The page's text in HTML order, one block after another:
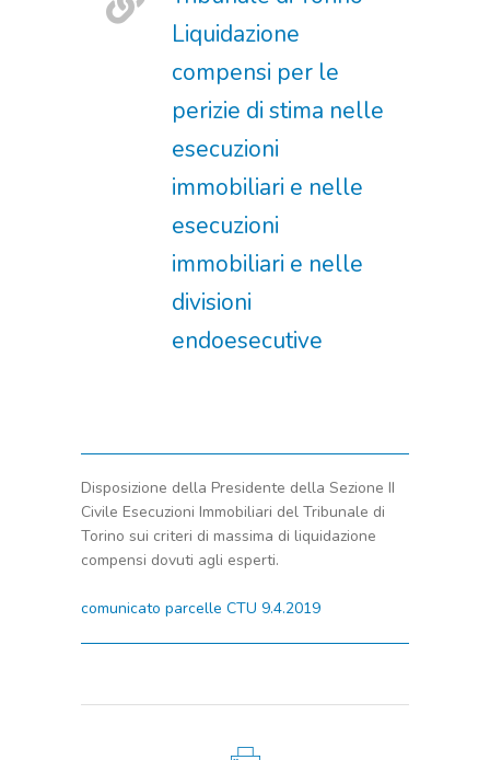
Liquidazione
compensi per le
perizie di stima nelle
esecuzioni
immobiliari e nelle
esecuzioni
immobiliari e nelle
divisioni
endoesecutive
Disposizione della Presidente della Sezione II
Civile Esecuzioni Immobiliari del Tribunale di
Torino sui criteri di massima di liquidazione
compensi dovuti agli esperti.
comunicato parcelle CTU 9.4.2019